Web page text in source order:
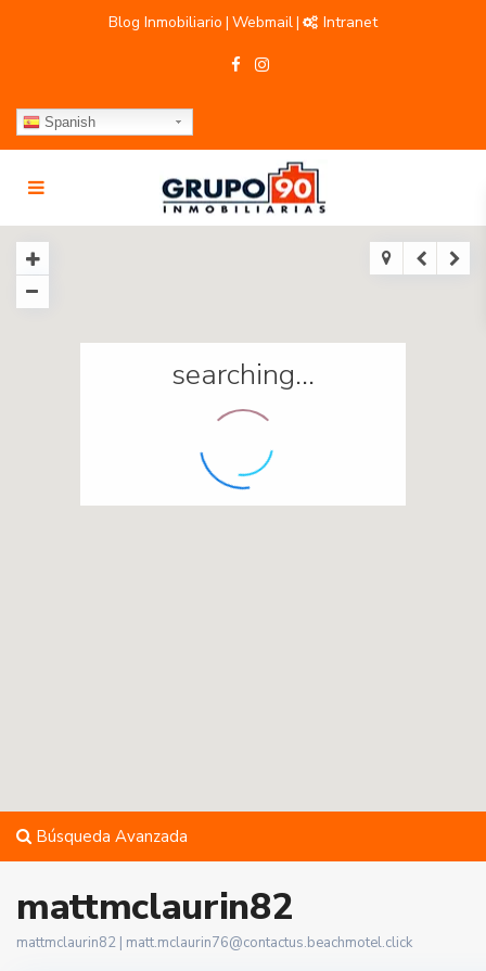
Blog Inmobiliario | Webmail| Intranet
Spanish
searching...
Búsqueda Avanzada
mattmclaurin82
mattmclaurin82 | matt.mclaurin76@contactus.beachmotel.click